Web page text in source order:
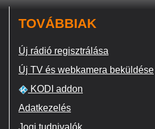
TOVÁBBIAK
Új rádió regisztrálása
Új TV és webkamera beküldése
KODI addon
Adatkezelés
Jogi tudnivalók